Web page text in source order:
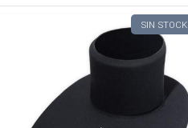
SIN STOCK